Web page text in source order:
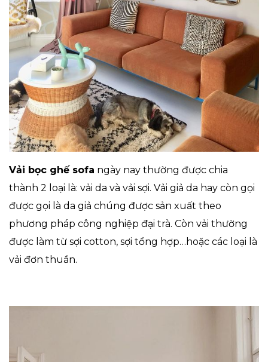
Vải bọc ghế sofa ngày nay thường được chia
thành 2 loại là: vải da và vải sợi. Vải giả da hay còn gọi
được gọi là da giả chúng được sản xuất theo
phương pháp công nghiệp đại trà. Còn vải thường
được làm từ sợi cotton, sợi tổng hợp…hoặc các loại là
vải đơn thuần.